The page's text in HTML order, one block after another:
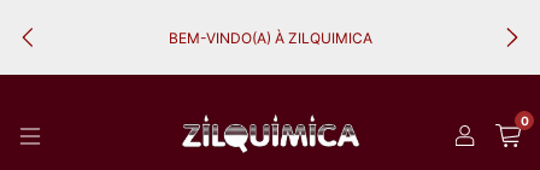
BEM-VINDO(A) À ZILQUIMICA
0